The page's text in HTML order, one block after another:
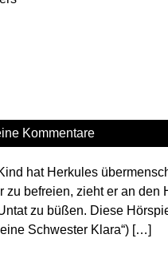
Kommentare
hat Herkules
befreien, zieht er an den
zu büßen. Diese
Schwester Klara“) […]